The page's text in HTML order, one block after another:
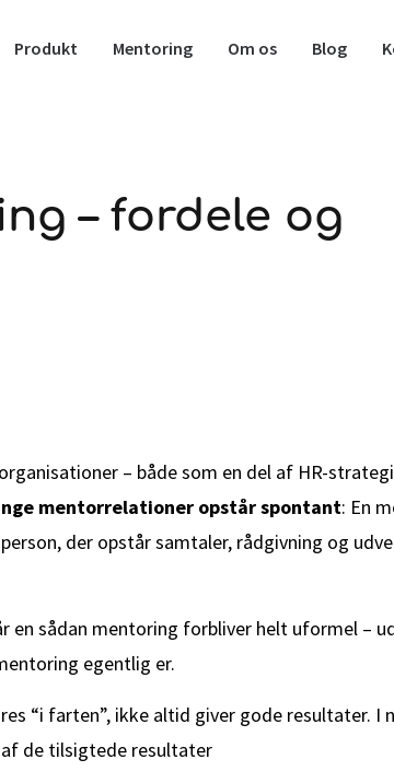
Produkt Mentoring Om os Blog
– fordele og
– både som en del af HR-
mentorrelationer opstår spontant: En
der opstår samtaler, rådgivning og
sådan mentoring forbliver helt uformel –
egentlig er.
“i farten”, ikke altid giver gode resultater. I
de tilsigtede resultater